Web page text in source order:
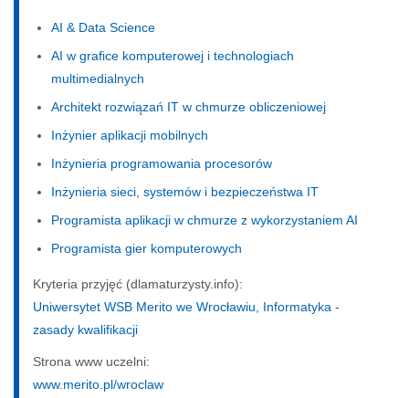
AI & Data Science
AI w grafice komputerowej i technologiach
multimedialnych
Architekt rozwiązań IT w chmurze obliczeniowej
Inżynier aplikacji mobilnych
Inżynieria programowania procesorów
Inżynieria sieci, systemów i bezpieczeństwa IT
Programista aplikacji w chmurze z wykorzystaniem AI
Programista gier komputerowych
Kryteria przyjęć (dlamaturzysty.info):
Uniwersytet WSB Merito we Wrocławiu, Informatyka -
zasady kwalifikacji
Strona www uczelni:
www.merito.pl/wroclaw